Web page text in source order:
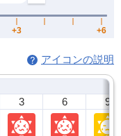
アイコンの説明
3 6 9